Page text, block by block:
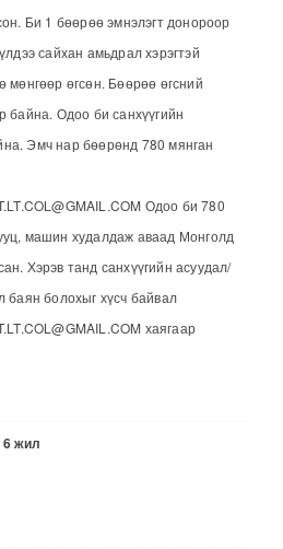
Би 1 бөөрөө эмнэлэгт донороор
сайхан амьдрал хэрэгтэй
мөнгөөр өгсөн. Бөөрөө өгсний
байна. Одоо би санхүүгийн
Эмч нар бөөрөнд 780 мянган
Одоо би 780
машин худалдаж аваад Монголд
Хэрэв танд санхүүгийн асуудал/
баян болохыг хүсч байвал
хаягаар
6 жил